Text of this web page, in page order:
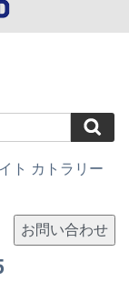
ト カトラリー